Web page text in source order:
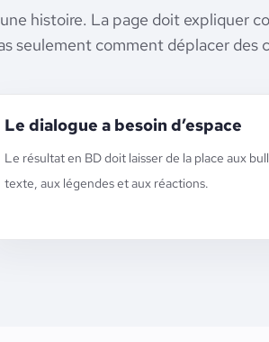
histoire. La page doit expliquer
seulement comment déplacer des
Le dialogue a besoin d’espace
Le résultat en BD doit laisser de la place aux
texte, aux légendes et aux réactions.